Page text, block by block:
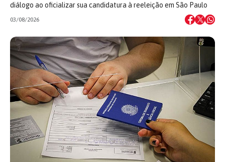
diálogo ao oficializar sua candidatura à reeleição em São Paulo
03/08/2026